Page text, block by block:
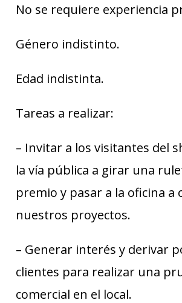
No se requiere experiencia
Género indistinto.
Edad indistinta.
Tareas a realizar:
– Invitar a los visitantes del
la vía pública a girar una
premio y pasar a la oficina a
nuestros proyectos.
– Generar interés y derivar
clientes para realizar una
comercial en el local.